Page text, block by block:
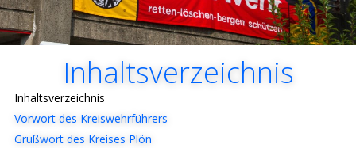
Inhaltsverzeichnis
Inhaltsverzeichnis
Vorwort des Kreiswehrführers
Grußwort des Kreises Plön